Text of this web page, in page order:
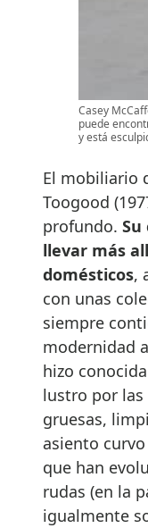
Casey
puede
y está
El mobiliario
Toogood
profundo. Su
llevar más
domésticos,
con unas
siempre
modernidad
hizo
lustro por las
gruesas,
asiento
que han
rudas (en la
igualmente